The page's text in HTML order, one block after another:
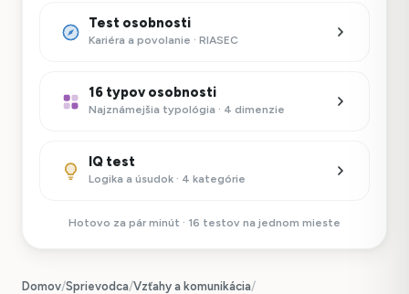
Test osobnosti
Kariéra a povolanie · RIASEC
16 typov osobnosti
Najznámejšia typológia · 4 dimenzie
IQ test
Logika a úsudok · 4 kategórie
Hotovo za pár minút · 16 testov na jednom mieste
Domov/Sprievodca/Vzťahy a komunikácia/